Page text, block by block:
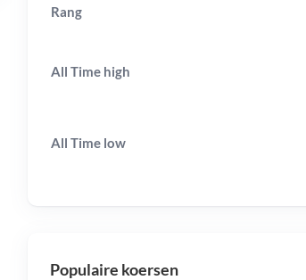
Rang
All Time high
All Time low
Populaire koersen